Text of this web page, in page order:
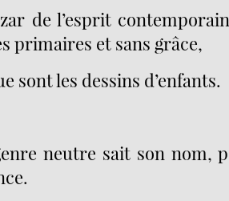
de l’esprit
primaires et sans grâce,
sont les dessins d’enfants.
neutre sait son nom,